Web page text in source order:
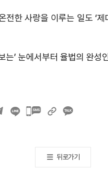
전한 사랑을 이루는 일도 ‘제
는’ 눈에서부터 율법의 완성
카카오톡
뒤로가기